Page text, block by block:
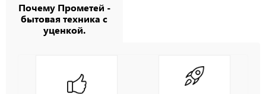
Почему Прометей -
бытовая техника с
уценкой.